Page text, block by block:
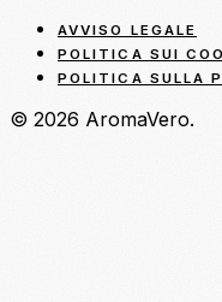
AVVISO LEGALE
POLITICA SUI
POLITICA SULLA
© 2026 AromaVero.